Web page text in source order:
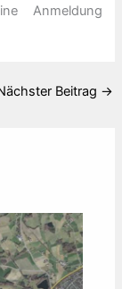
Anmeldung
Beitrag →